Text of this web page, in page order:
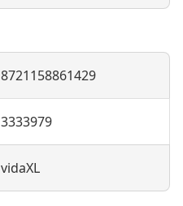
8721158861429
3333979
vidaXL